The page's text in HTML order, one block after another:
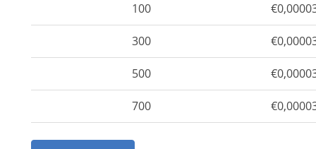
100
300
500
700